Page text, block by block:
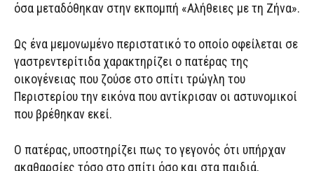
όσα μεταδόθηκαν στην εκπομπή «Αλήθειες με τη Ζήνα».
Ως ένα μεμονωμένο περιστατικό το οποίο οφείλεται σε
γαστρεντερίτιδα χαρακτηρίζει ο πατέρας της
οικογένειας που ζούσε στο σπίτι τρώγλη του
Περιστερίου την εικόνα που αντίκρισαν οι αστυνομικοί
που βρέθηκαν εκεί.
Ο πατέρας, υποστηρίζει πως το γεγονός ότι υπήρχαν
ακαθαρσίες τόσο στο σπίτι όσο και στα παιδιά,